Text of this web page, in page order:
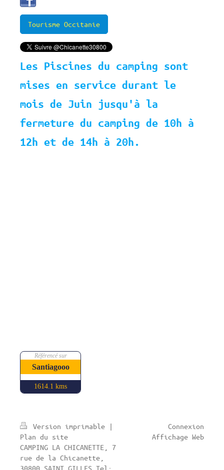
Tourisme Occitanie
Les Piscines du camping sont
mises en service durant le
mois de Juin jusqu'à la
fermeture du camping de 10h à
12h et de 14h à 20h.
Référencé sur
Santiagooo
1614.1 kms
Version imprimable
|
Plan du site
CAMPING LA CHICANETTE, 7
rue de la Chicanette,
30800 SAINT GILLES Tel:
Connexion
Affichage Web